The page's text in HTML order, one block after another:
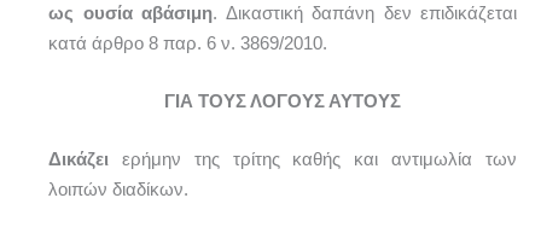
ως ουσία αβάσιμη. Δικαστική δαπάνη δεν επιδικάζεται
κατά άρθρο 8 παρ. 6 ν. 3869/2010.
ΓΙΑ ΤΟΥΣ ΛΟΓΟΥΣ ΑΥΤΟΥΣ
Δικάζει ερήμην της τρίτης καθής και αντιμωλία των
λοιπών διαδίκων.